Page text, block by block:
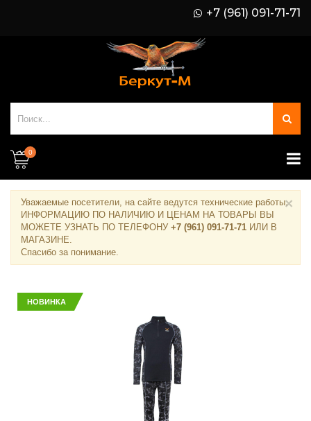
+7 (961) 091-71-71
0
Уважаемые посетители, на сайте ведутся технические работы.
ИНФОРМАЦИЮ ПО НАЛИЧИЮ И ЦЕНАМ НА ТОВАРЫ ВЫ
МОЖЕТЕ УЗНАТЬ ПО ТЕЛЕФОНУ +7 (961) 091-71-71 ИЛИ В
МАГАЗИНЕ.
Спасибо за понимание.
×
НОВИНКА